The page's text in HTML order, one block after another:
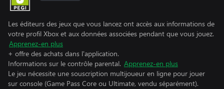
Les éditeurs des jeux que vous lancez ont accès aux informations de
votre profil Xbox et aux données associées pendant que vous jouez.
Apprenez-en plus
+ offre des achats dans l'application.
Informations sur le contrôle parental. Apprenez-en plus
Le jeu nécessite une souscription multijoueur en ligne pour jouer
sur console (Game Pass Core ou Ultimate, vendu séparément).